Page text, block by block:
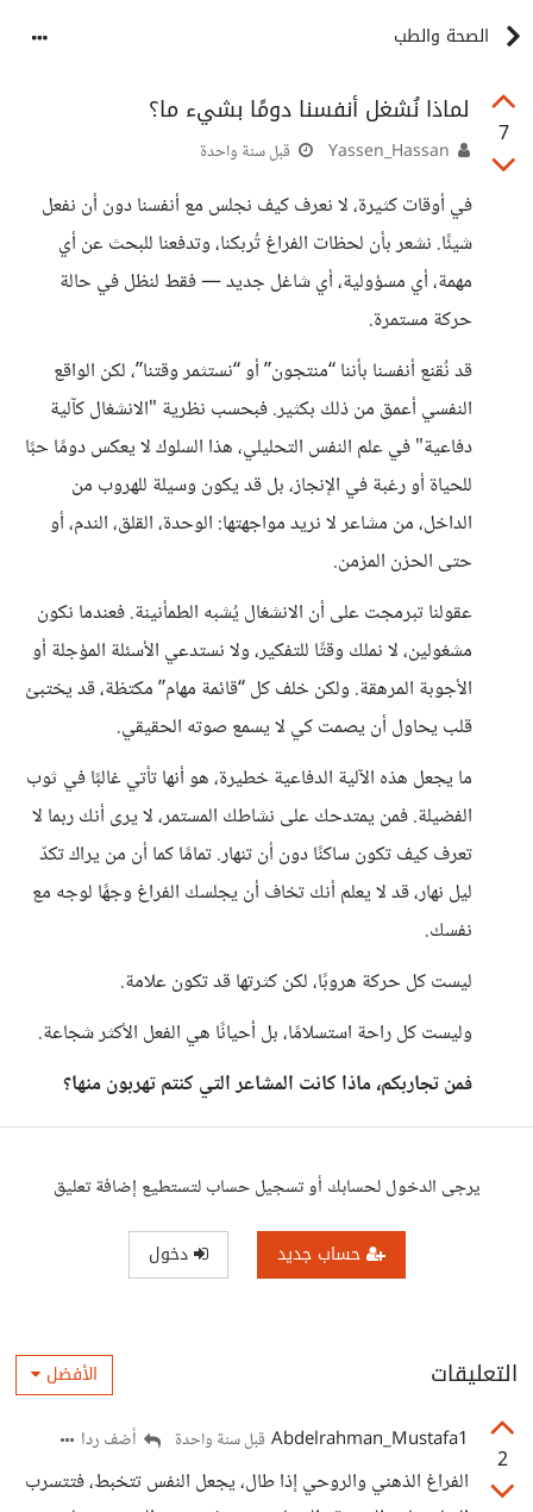
الصحة والطب
7
لماذا نُشغل أنفسنا دومًا بشيء ما؟
قبل سنة واحدة
في أوقات كثيرة، لا نعرف كيف نجلس مع أنفسنا دون أن نفعل
شيئًا. نشعر بأن لحظات الفراغ تُربكنا، وتدفعنا للبحث عن أي
مهمة، أي مسؤولية، أي شاغل جديد — فقط لنظل في حالة
حركة مستمرة.
قد نُقنع أنفسنا بأننا “منتجون” أو “نستثمر وقتنا”، لكن الواقع
النفسي أعمق من ذلك بكثير. فبحسب نظرية "الانشغال كآلية
دفاعية" في علم النفس التحليلي، هذا السلوك لا يعكس دومًا حبًا
للحياة أو رغبة في الإنجاز، بل قد يكون وسيلة للهروب من
الداخل، من مشاعر لا نريد مواجهتها: الوحدة، القلق، الندم، أو
حتى الحزن المزمن.
عقولنا تبرمجت على أن الانشغال يُشبه الطمأنينة. فعندما نكون
مشغولين، لا نملك وقتًا للتفكير، ولا نستدعي الأسئلة المؤجلة أو
الأجوبة المرهقة. ولكن خلف كل “قائمة مهام” مكتظة، قد يختبئ
قلب يحاول أن يصمت كي لا يسمع صوته الحقيقي.
ما يجعل هذه الآلية الدفاعية خطيرة، هو أنها تأتي غالبًا في ثوب
الفضيلة. فمن يمتدحك على نشاطك المستمر، لا يرى أنك ربما لا
تعرف كيف تكون ساكنًا دون أن تنهار. تمامًا كما أن من يراك تكدّ
ليل نهار، قد لا يعلم أنك تخاف أن يجلسك الفراغ وجهًا لوجه مع
نفسك.
ليست كل حركة هروبًا، لكن كثرتها قد تكون علامة.
وليست كل راحة استسلامًا، بل أحيانًا هي الفعل الأكثر شجاعة.
فمن تجاربكم، ماذا كانت المشاعر التي كنتم تهربون منها؟
يرجى الدخول لحسابك أو تسجيل حساب لتستطيع إضافة تعليق
حساب جديد دخول
التعليقات الأفضل
2
Abdelrahman_Mustafa1 قبل سنة واحدة أضف ردا
الفراغ الذهني والروحي إذا طال، يجعل النفس تتخبط، فتتسرب